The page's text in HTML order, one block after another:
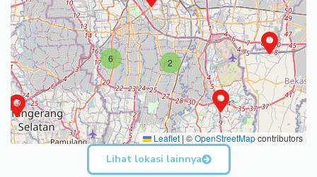
2
6
Leaflet | ©OpenStreetMapcontributors
Lihat lokasi lainnya